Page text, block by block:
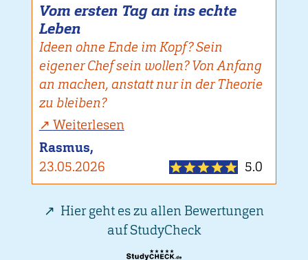
Vom ersten Tag an ins echte
Leben
Ideen ohne Ende im Kopf? Sein
eigener Chef sein wollen? Von Anfang
an machen, anstatt nur in der Theorie
zu bleiben?
Weiterlesen
Rasmus,
23.05.2026
5.0
Hier geht es zu allen Bewertungen
auf StudyCheck